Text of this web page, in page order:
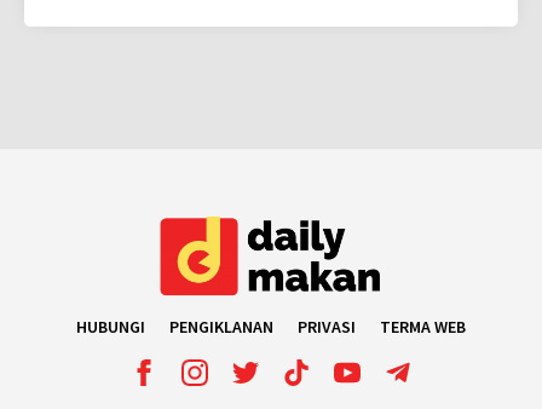
HUBUNGI PENGIKLANAN PRIVASI TERMA WEB